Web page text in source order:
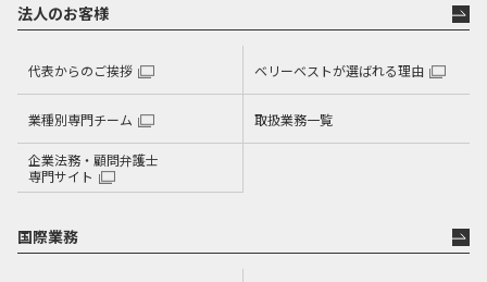
法人のお客様
代表からのご挨拶 ベリーベストが選ばれる理由
業種別専門チーム 取扱業務一覧
企業法務・顧問弁護士
専門サイト
国際業務